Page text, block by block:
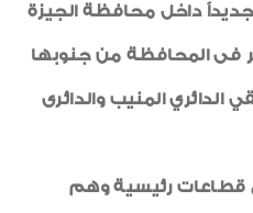
داخل محافظة الجيزة
فى المحافظة من جنوبها
المنيب والدائرى
قطاعات رئيسية وهم